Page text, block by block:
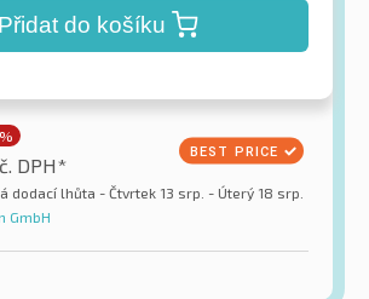
Přidat do košíku
DPH*
dodací lhůta - Čtvrtek 13 srp. - Úterý 18 srp.
GmbH